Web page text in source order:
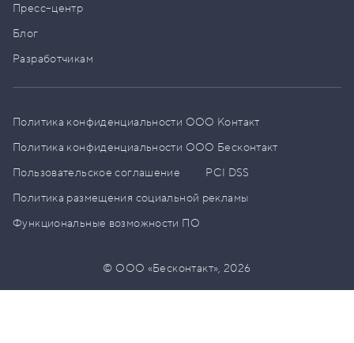
Пресс–центр
Блог
Разработчикам
Политика конфиденциальности ООО Контакт
Политика конфиденциальности ООО Бесконтакт
Пользовательское соглашение
PCI DSS
Политика размещения социальной рекламы
Функциональные возможности ПО
© ООО «Бесконтакт»,2026